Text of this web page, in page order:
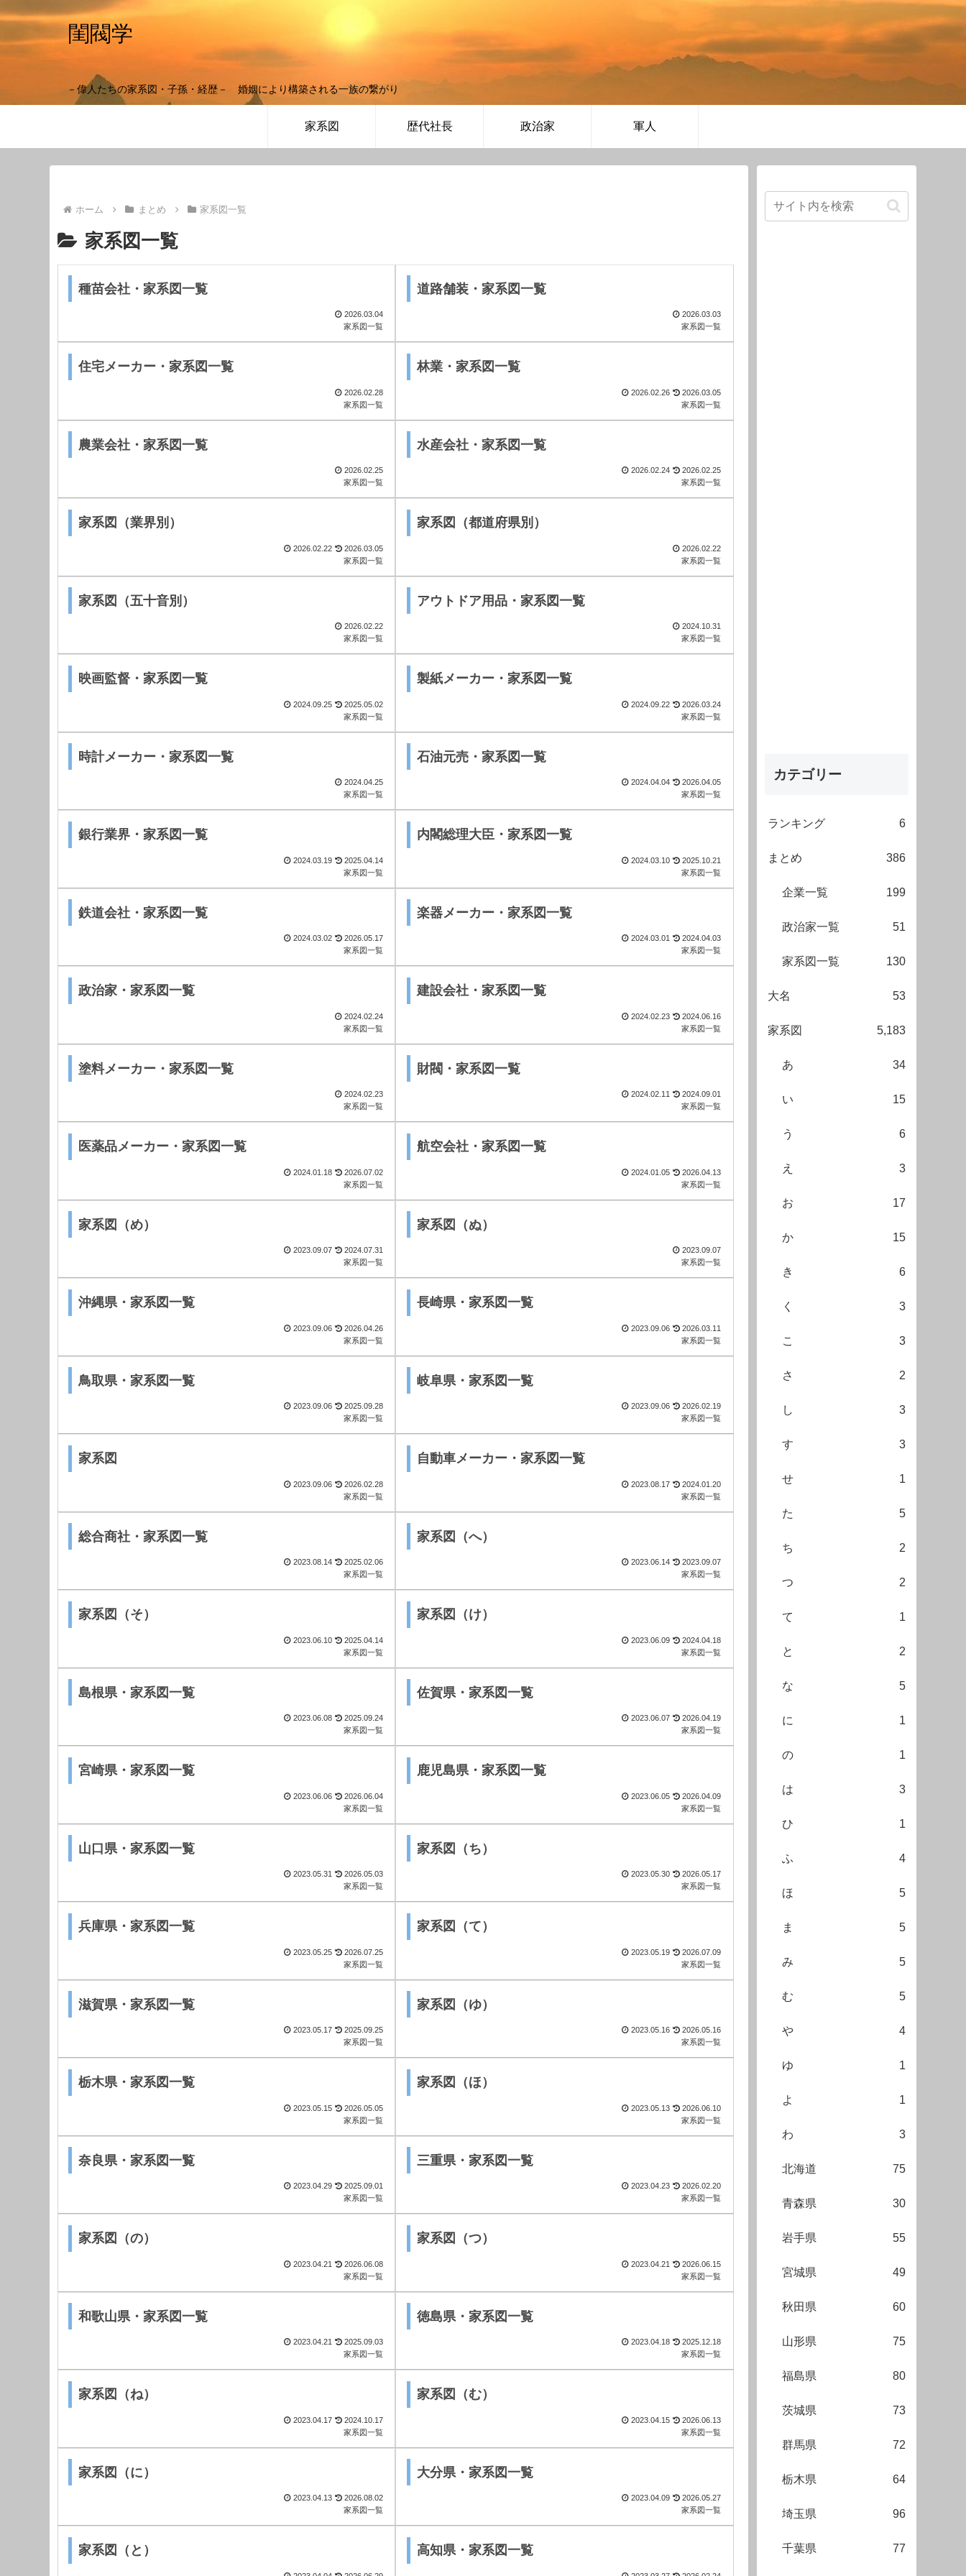
閨閥学
－偉人たちの家系図・子孫・経歴－ 婚姻により構築される一族の繋がり
家系図 歴代社長 政治家 軍人
ホーム まとめ 家系図一覧
家系図一覧
種苗会社・家系図一覧
2026.03.04
家系図一覧
道路舗装・家系図一覧
2026.03.03
家系図一覧
住宅メーカー・家系図一覧
2026.02.28
家系図一覧
林業・家系図一覧
2026.02.26
2026.03.05
家系図一覧
農業会社・家系図一覧
2026.02.25
家系図一覧
水産会社・家系図一覧
2026.02.24
2026.02.25
家系図一覧
家系図（業界別）
2026.02.22
2026.03.05
家系図一覧
家系図（都道府県別）
2026.02.22
家系図一覧
家系図（五十音別）
2026.02.22
家系図一覧
アウトドア用品・家系図一覧
2024.10.31
家系図一覧
映画監督・家系図一覧
2024.09.25
2025.05.02
家系図一覧
製紙メーカー・家系図一覧
2024.09.22
2026.03.24
家系図一覧
時計メーカー・家系図一覧
2024.04.25
家系図一覧
石油元売・家系図一覧
2024.04.04
2026.04.05
家系図一覧
銀行業界・家系図一覧
2024.03.19
2025.04.14
家系図一覧
内閣総理大臣・家系図一覧
2024.03.10
2025.10.21
家系図一覧
鉄道会社・家系図一覧
2024.03.02
2026.05.17
家系図一覧
楽器メーカー・家系図一覧
2024.03.01
2024.04.03
家系図一覧
政治家・家系図一覧
2024.02.24
家系図一覧
建設会社・家系図一覧
2024.02.23
2024.06.16
家系図一覧
塗料メーカー・家系図一覧
2024.02.23
家系図一覧
財閥・家系図一覧
2024.02.11
2024.09.01
家系図一覧
医薬品メーカー・家系図一覧
2024.01.18
2026.07.02
家系図一覧
航空会社・家系図一覧
2024.01.05
2026.04.13
家系図一覧
家系図（め）
2023.09.07
2024.07.31
家系図一覧
家系図（ぬ）
2023.09.07
家系図一覧
沖縄県・家系図一覧
2023.09.06
2026.04.26
家系図一覧
長崎県・家系図一覧
2023.09.06
2026.03.11
家系図一覧
鳥取県・家系図一覧
2023.09.06
2025.09.28
家系図一覧
岐阜県・家系図一覧
2023.09.06
2026.02.19
家系図一覧
家系図
2023.09.06
2026.02.28
家系図一覧
自動車メーカー・家系図一覧
2023.08.17
2024.01.20
家系図一覧
総合商社・家系図一覧
2023.08.14
2025.02.06
家系図一覧
家系図（へ）
2023.06.14
2023.09.07
家系図一覧
家系図（そ）
2023.06.10
2025.04.14
家系図一覧
家系図（け）
2023.06.09
2024.04.18
家系図一覧
島根県・家系図一覧
2023.06.08
2025.09.24
家系図一覧
佐賀県・家系図一覧
2023.06.07
2026.04.19
家系図一覧
宮崎県・家系図一覧
2023.06.06
2026.06.04
家系図一覧
鹿児島県・家系図一覧
2023.06.05
2026.04.09
家系図一覧
山口県・家系図一覧
2023.05.31
2026.05.03
家系図一覧
家系図（ち）
2023.05.30
2026.05.17
家系図一覧
兵庫県・家系図一覧
2023.05.25
2026.07.25
家系図一覧
家系図（て）
2023.05.19
2026.07.09
家系図一覧
滋賀県・家系図一覧
2023.05.17
2025.09.25
家系図一覧
家系図（ゆ）
2023.05.16
2026.05.16
家系図一覧
栃木県・家系図一覧
2023.05.15
2026.05.05
家系図一覧
家系図（ほ）
2023.05.13
2026.06.10
家系図一覧
奈良県・家系図一覧
2023.04.29
2025.09.01
家系図一覧
三重県・家系図一覧
2023.04.23
2026.02.20
家系図一覧
家系図（の）
2023.04.21
2026.06.08
家系図一覧
家系図（つ）
2023.04.21
2026.06.15
家系図一覧
和歌山県・家系図一覧
2023.04.21
2025.09.03
家系図一覧
徳島県・家系図一覧
2023.04.18
2025.12.18
家系図一覧
家系図（ね）
2023.04.17
2024.10.17
家系図一覧
家系図（む）
2023.04.15
2026.06.13
家系図一覧
家系図（に）
2023.04.13
2026.08.02
家系図一覧
大分県・家系図一覧
2023.04.09
2026.05.27
家系図一覧
家系図（と） 高知県・家系図一覧
カテゴリー
ランキング 6
まとめ 386
企業一覧 199
政治家一覧 51
家系図一覧 130
大名 53
家系図 5,183
あ 34
い 15
う 6
え 3
お 17
か 15
き 6
く 3
こ 3
さ 2
し 3
す 3
せ 1
た 5
ち 2
つ 2
て 1
と 2
な 5
に 1
の 1
は 3
ひ 1
ふ 4
ほ 5
ま 5
み 5
む 5
や 4
ゆ 1
よ 1
わ 3
北海道 75
青森県 30
岩手県 55
宮城県 49
秋田県 60
山形県 75
福島県 80
茨城県 73
群馬県 72
栃木県 64
埼玉県 96
千葉県 77